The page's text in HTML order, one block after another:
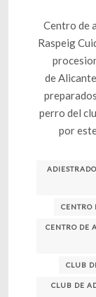
Centro de
Raspeig
de
perro del
por
CENTRO
CENTRO DE
CLUB
CLUB DE